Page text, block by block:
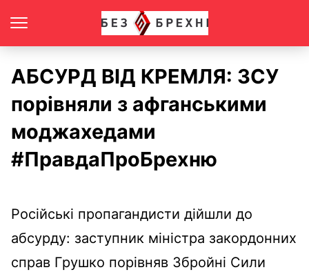
АБСУРД ВІД КРЕМЛЯ: ЗСУ
порівняли з афганськими
моджахедами
#ПравдаПроБрехню
Російські пропагандисти дійшли до
абсурду: заступник міністра закордонних
справ Грушко порівняв Збройні Сили